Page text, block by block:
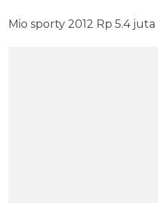
Mio sporty 2012 Rp 5.4 juta